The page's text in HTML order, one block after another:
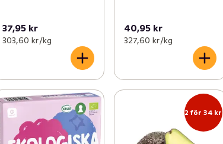
37,95 kr
303,60 kr /kg
40,95 kr
327,60 kr /kg
2 för 34 kr